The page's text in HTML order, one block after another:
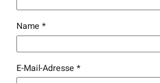
Name *
E-Mail-Adresse *